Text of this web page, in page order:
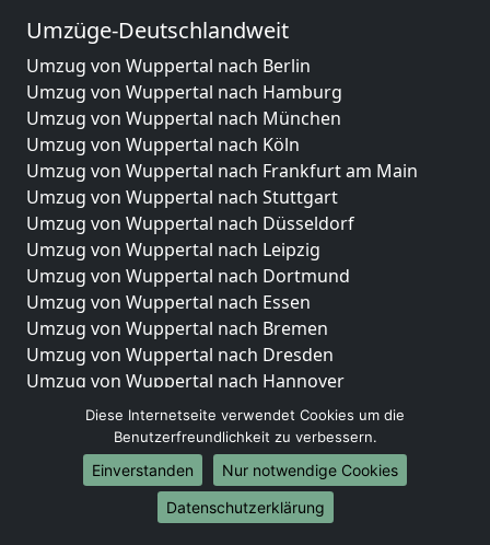
Umzüge-Deutschlandweit
Umzug von Wuppertal nach Berlin
Umzug von Wuppertal nach Hamburg
Umzug von Wuppertal nach München
Umzug von Wuppertal nach Köln
Umzug von Wuppertal nach Frankfurt am Main
Umzug von Wuppertal nach Stuttgart
Umzug von Wuppertal nach Düsseldorf
Umzug von Wuppertal nach Leipzig
Umzug von Wuppertal nach Dortmund
Umzug von Wuppertal nach Essen
Umzug von Wuppertal nach Bremen
Umzug von Wuppertal nach Dresden
Umzug von Wuppertal nach Hannover
Umzug von Wuppertal nach Nürnberg
Umzug von Wuppertal nach Duisburg
Umzug von Wuppertal nach Bochum
Umzug von Wuppertal nach Wuppertal
Umzug von Wuppertal nach Bielefeld
Diese Internetseite verwendet Cookies um die
Benutzerfreundlichkeit zu verbessern.
Einverstanden
Nur notwendige Cookies
Datenschutzerklärung